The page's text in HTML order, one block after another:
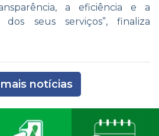
a eficiência e a
seus serviços”, finaliza
notícias